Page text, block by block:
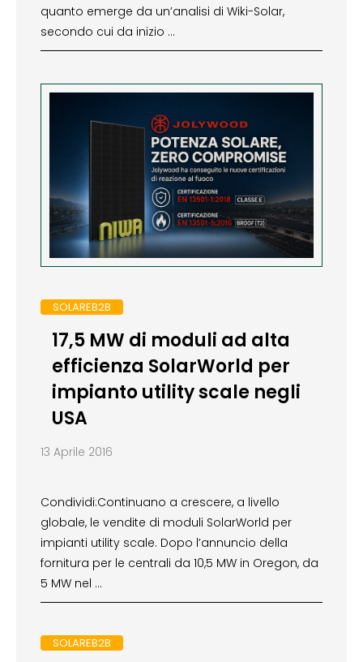
quanto emerge da un’analisi di Wiki-Solar,
secondo cui da inizio …
SOLAREB2B
17,5 MW di moduli ad alta
efficienza SolarWorld per
impianto utility scale negli
USA
13 Aprile 2016
Condividi:Continuano a crescere, a livello
globale, le vendite di moduli SolarWorld per
impianti utility scale. Dopo l’annuncio della
fornitura per le centrali da 10,5 MW in Oregon, da
5 MW nel …
SOLAREB2B